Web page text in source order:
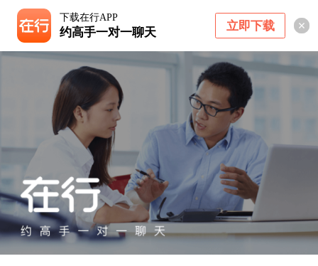
下载在行APP
约高手一对一聊天 立即下载